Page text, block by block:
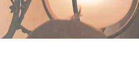
STAFF〈anrio